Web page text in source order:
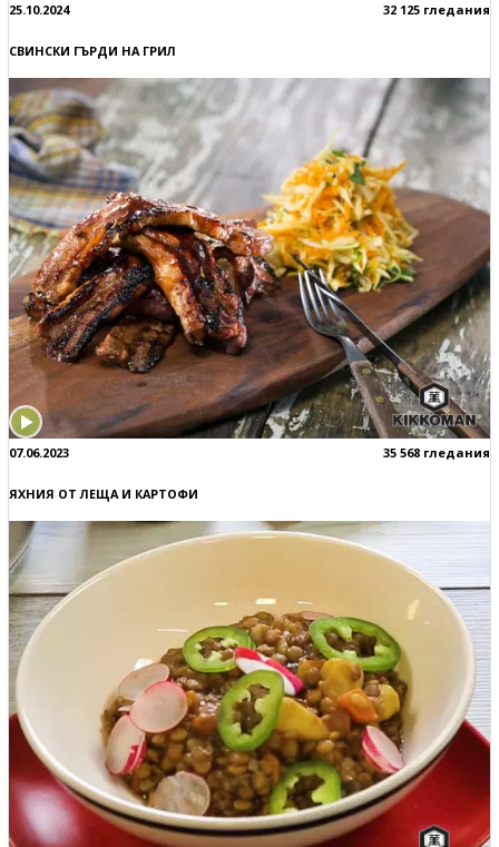
25.10.2024 32 125 гледания
СВИНСКИ ГЪРДИ НА ГРИЛ
07.06.2023 35 568 гледания
ЯХНИЯ ОТ ЛЕЩА И КАРТОФИ